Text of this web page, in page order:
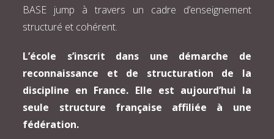
BASE jump à travers un cadre d’enseignement
structuré et cohérent.
L’école s’inscrit dans une démarche de
reconnaissance et de structuration de la
discipline en France. Elle est aujourd’hui la
seule structure française affiliée à une
fédération.